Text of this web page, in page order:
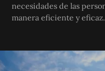
necesidades de las
manera eficiente y eficaz.